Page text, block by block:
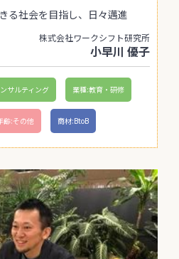
る社会を目指し、日々邁進
株式会社ワークシフト研究所
小早川 優子
サルティング 業種:教育・研修
齢:その他 商材:BtoB